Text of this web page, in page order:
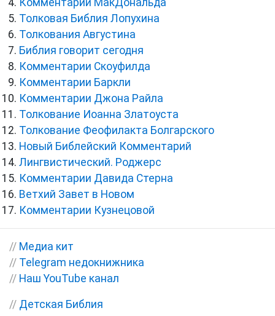
Толковая Библия Лопухина
Толкования Августина
Библия говорит сегодня
Комментарии Скоуфилда
Комментарии Баркли
Комментарии Джона Райла
Толкование Иоанна Златоуста
Толкование Феофилакта Болгарского
Новый Библейский Комментарий
Лингвистический. Роджерс
Комментарии Давида Стерна
Ветхий Завет в Новом
Комментарии Кузнецовой
// Медиа кит
// Telegram недокнижника
// Наш YouTube канал
// Детская Библия